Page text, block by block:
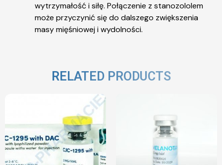
wytrzymałość i siłę. Połączenie z stanozololem
może przyczynić się do dalszego zwiększenia
masy mięśniowej i wydolności.
RELATED PRODUCTS